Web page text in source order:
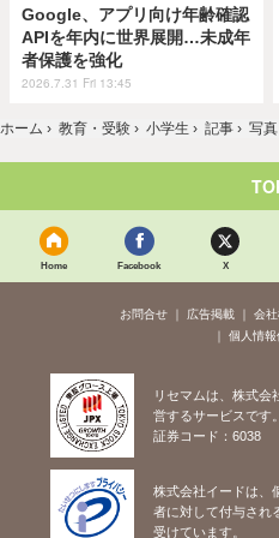
Google、アプリ向け年齢確認
APIを年内に世界展開…未成年
者保護を強化
2026.7.31 Fri 13:45
ホーム › 教育・受験 › 小学生 › 記事 › 写
Home Facebook X
お問合せ 広告掲載 会
個人情報
リセマムは、株式会
営するサービスです。
証券コード：6038
株式会社イードは、
者に対して付与され
受けています。